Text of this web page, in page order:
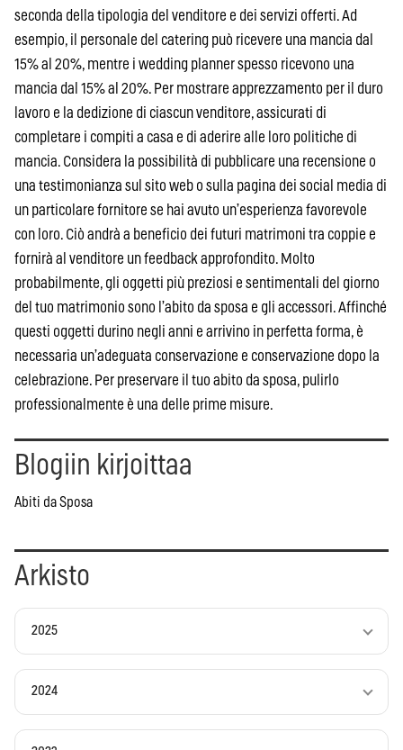
seconda della tipologia del venditore e dei servizi offerti. Ad
esempio, il personale del catering può ricevere una mancia dal
15% al 20%, mentre i wedding planner spesso ricevono una
mancia dal 15% al 20%. Per mostrare apprezzamento per il duro
lavoro e la dedizione di ciascun venditore, assicurati di
completare i compiti a casa e di aderire alle loro politiche di
mancia. Considera la possibilità di pubblicare una recensione o
una testimonianza sul sito web o sulla pagina dei social media di
un particolare fornitore se hai avuto un’esperienza favorevole
con loro. Ciò andrà a beneficio dei futuri matrimoni tra coppie e
fornirà al venditore un feedback approfondito. Molto
probabilmente, gli oggetti più preziosi e sentimentali del giorno
del tuo matrimonio sono l’abito da sposa e gli accessori. Affinché
questi oggetti durino negli anni e arrivino in perfetta forma, è
necessaria un’adeguata conservazione e conservazione dopo la
celebrazione. Per preservare il tuo abito da sposa, pulirlo
professionalmente è una delle prime misure.
Blogiin kirjoittaa
Abiti da Sposa
Arkisto
2025
2024